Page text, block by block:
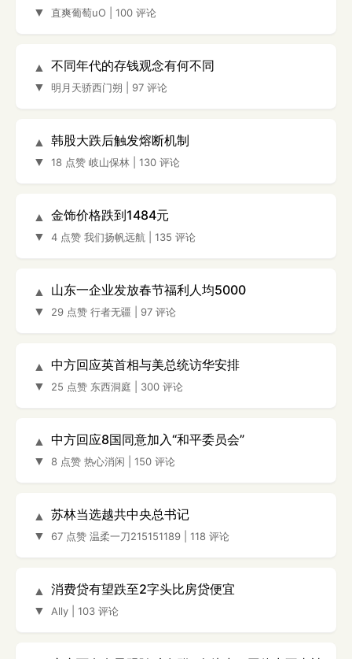
▼
直爽葡萄uO 100 评论
▲
▼
不同年代的存钱观念有何不同
明月天骄西门朔 97 评论
▲
▼
韩股大跌后触发熔断机制
18 点赞 岐山保林 130 评论
▲
▼
金饰价格跌到1484元
4 点赞 我们扬帆远航 135 评论
▲
▼
山东一企业发放春节福利人均5000
29 点赞 行者无疆 97 评论
▲
▼
中方回应英首相与美总统访华安排
25 点赞 东西洞庭 300 评论
▲
▼
中方回应8国同意加入“和平委员会”
8 点赞 热心消闲 150 评论
▲
▼
苏林当选越共中央总书记
67 点赞 温柔一刀215151189 118 评论
▲
▼
消费贷有望跌至2字头比房贷便宜
Ally 103 评论